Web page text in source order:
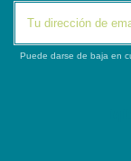
Puede darse de baja en